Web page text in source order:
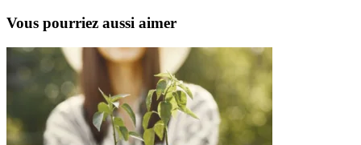
Vous pourriez aussi aimer